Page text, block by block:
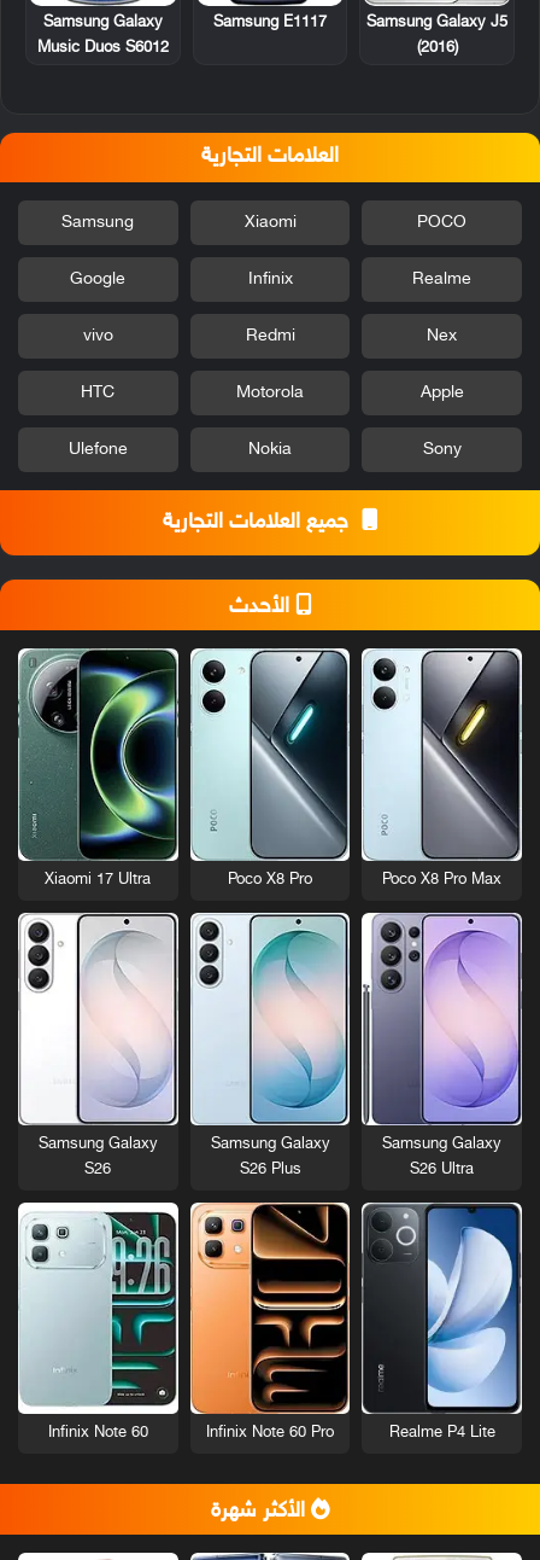
Samsung Galaxy J5
(2016)
Samsung E1117
Samsung Galaxy
Music Duos S6012
العلامات التجارية
POCO
Xiaomi
Samsung
Realme
Infinix
Google
Nex
Redmi
vivo
Apple
Motorola
HTC
Sony
Nokia
Ulefone
جميع العلامات التجارية
الأحدث
Poco X8 Pro Max
Poco X8 Pro
Xiaomi 17 Ultra
Samsung Galaxy
S26 Ultra
Samsung Galaxy
S26 Plus
Samsung Galaxy
S26
Realme P4 Lite
Infinix Note 60 Pro
Infinix Note 60
الأكثر شهرة